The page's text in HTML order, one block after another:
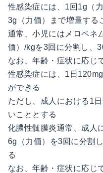
性感染症には、1回1g（
3g（力価）まで増量する
通常、小児にはメロペネ
価）/kgを3回に分割し、
なお、年齢・症状に応じ
性感染症には、1日
ができる
ただし、成人における1
いこととする
化膿性髄膜炎通常、成人
6g（力価）を3回に分割
る
なお、年齢・症状に応じ